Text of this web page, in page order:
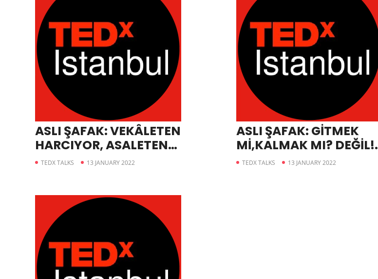
ASLI ŞAFAK: VEKÂLETEN
HARCIYOR, ASALETEN
YİYORUZ.
TEDX TALKS 13 JANUARY 2022
ASLI ŞAFAK: GİTMEK
Mİ,KALMAK MI? DEĞİL!
GİTMEK Mİ,KAÇMAK MI?
TEDX TALKS 13 JANUARY 2022